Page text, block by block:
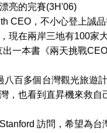
亮的完賽(3H'06)
CEO，不小心登上誠
現在兩岸三地有100家
一本書《兩天挑戰
八百多個台灣觀光旅遊
，也看到直昇機來救自
訪問，希望為台